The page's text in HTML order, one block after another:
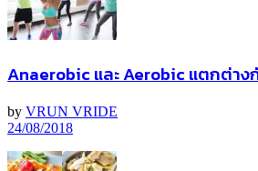
Anaerobic และ Aerobic แตกต่าง
by VRUN VRIDE
24/08/2018